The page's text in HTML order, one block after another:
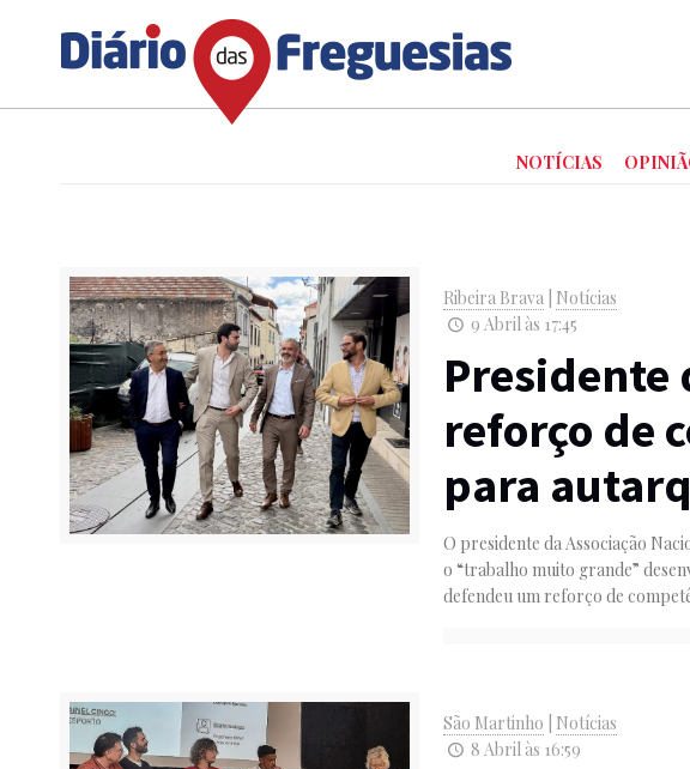
NOTÍCIAS
Ribeira Brava Notícias
9 Abril às 17:45
Presidente
reforço de
para
O presidente da Associação
o “trabalho muito grande”
defendeu um reforço de
São Martinho
Notícias
8 Abril às 16:59